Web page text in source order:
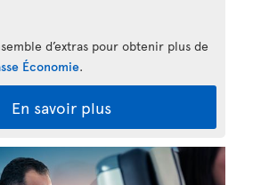
d’extras pour obtenir plus de
Économie.
En savoir plus